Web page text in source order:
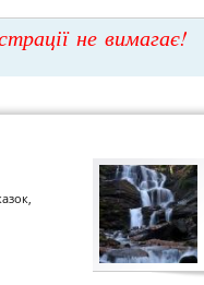
не вимагає!